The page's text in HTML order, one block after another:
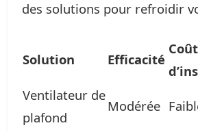
des solutions pour refroidir
Solution Efficacité
Coût
Ventilateur de
plafond
Modérée